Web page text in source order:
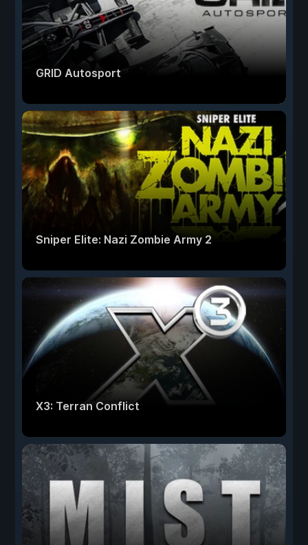
GRID Autosport
Sniper Elite: Nazi Zombie Army 2
X3: Terran Conflict